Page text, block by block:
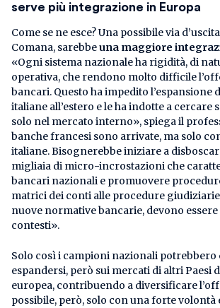
serve più integrazione in Europa
Come se ne esce? Una possibile via
Comana, sarebbeuna maggiore
«Ogni sistema nazionale ha rigidità, di
operativa, che rendono molto difficile
bancari. Questo ha impedito l’espansione
italiane all’estero e le ha indotte a cercare
solo nel mercato interno», spiega il
banche francesi sono arrivate, ma solo
italiane. Bisognerebbe iniziare a
migliaia di micro-incrostazioni che
bancari nazionali e promuovere
matrici dei conti alle procedure
nuove normative bancarie, devono
contesti».
Solo così i campioni nazionali potrebbero
espandersi, però sui mercati di altri Paesi
europea, contribuendo a diversificare
possibile, però, solo con una forte volontà